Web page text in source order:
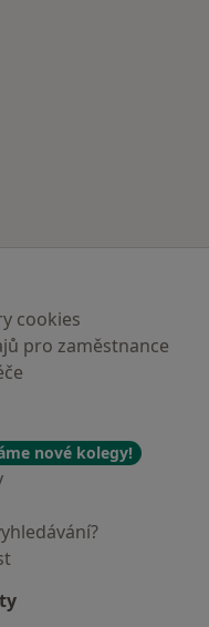
cookies
pro zaměstnance
nové kolegy!